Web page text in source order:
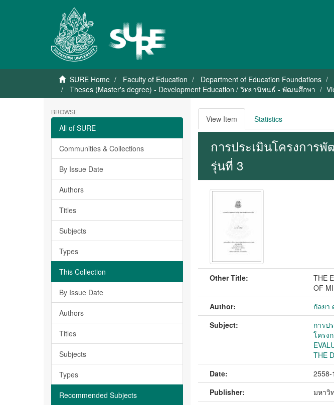
SURE Home Faculty of Education Department of Education Foundations
Theses (Master's degree) - Development Education / วิทยานิพนธ์ - พัฒนศึกษา
BROWSE
All of SURE
Communities & Collections
By Issue Date
Authors
Titles
Subjects
Types
This Collection
By Issue Date
Authors
Titles
Subjects
Types
Recommended Subjects
View Item Statistics
การประเมินโครงการ
รุ่นที่ 3
Other Title:
THE
OF
Author:
กัลยา
Subject:
การป
โครง
THE
Date:
Publisher:
มหาวิ